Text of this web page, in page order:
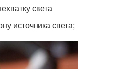
света
источника света;